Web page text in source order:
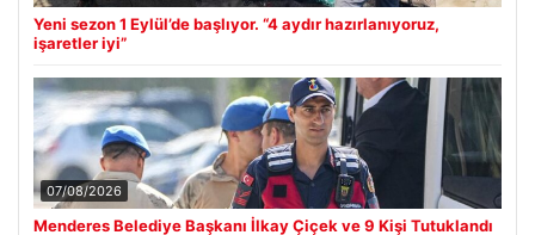
Yeni sezon 1 Eylül’de başlıyor. “4 aydır hazırlanıyoruz,
işaretler iyi”
07/08/2026
Menderes Belediye Başkanı İlkay Çiçek ve 9 Kişi Tutuklandı